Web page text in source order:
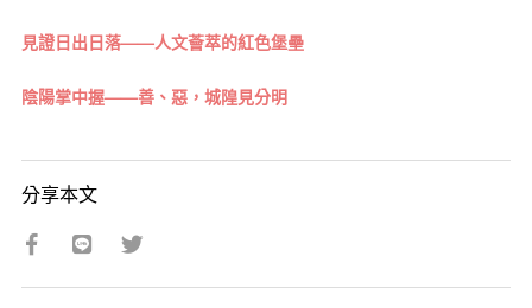
見證日出日落——人文薈萃的紅色堡壘
陰陽掌中握——善、惡，城隍見分明
分享本文